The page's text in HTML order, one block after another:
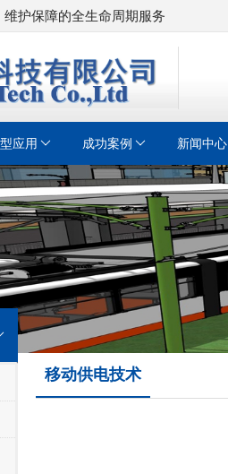
护保障的全生命周期服务
应用 成功案例 新闻中心
移动供电技术